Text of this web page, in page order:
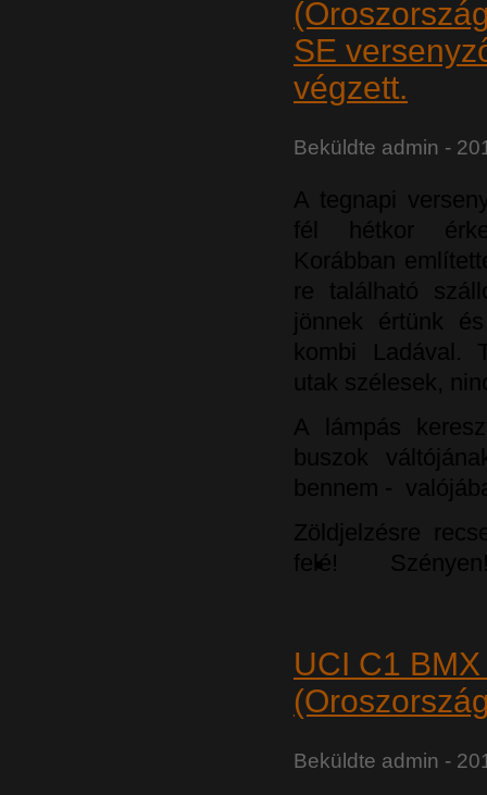
SE
végzett.
Beküldte admin -
A tegnapi
fél hétkor
Korábban
re található
jönnek értünk
kombi Ladával.
utak szélesek,
A lámpás
buszok
bennem -
Zöldjelzésre
felé!
UCI C1
Beküldte admin -